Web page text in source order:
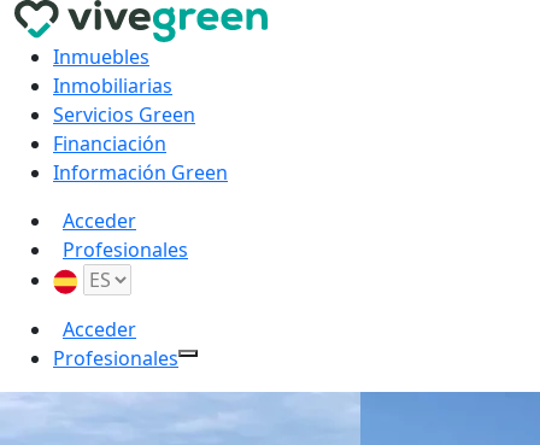
Inmuebles
Inmobiliarias
Servicios Green
Financiación
Información Green
Acceder
Profesionales
Acceder
Profesionales